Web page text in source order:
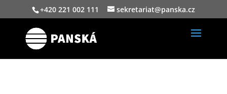
+420 221 002 111 sekretariat@panska.cz